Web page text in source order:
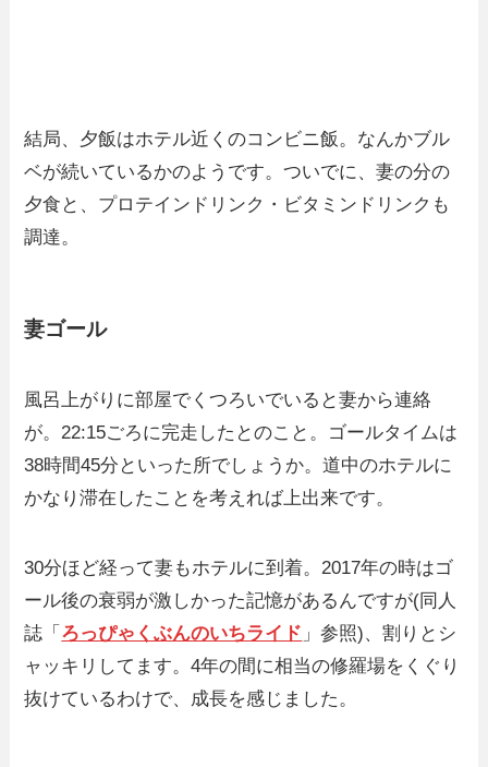
結局、夕飯はホテル近くのコンビニ飯。なんかブル
ベが続いているかのようです。ついでに、妻の分の
夕食と、プロテインドリンク・ビタミンドリンクも
調達。
妻ゴール
風呂上がりに部屋でくつろいでいると妻から連絡
が。22:15ごろに完走したとのこと。ゴールタイムは
38時間45分といった所でしょうか。道中のホテルに
かなり滞在したことを考えれば上出来です。
30分ほど経って妻もホテルに到着。2017年の時はゴ
ール後の衰弱が激しかった記憶があるんですが(同人
誌「 ろっぴゃくぶんのいちライド 」参照)、割りとシ
ャッキリしてます。4年の間に相当の修羅場をくぐり
抜けているわけで、成長を感じました。